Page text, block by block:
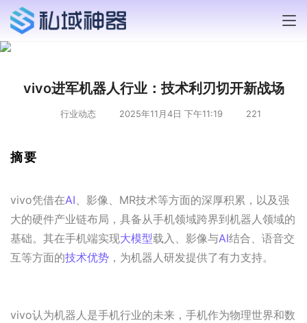
vivo进军机器人行业：技术利刃切开新战场
行业动态 2025年11月4日 下午11:19 221
摘要
vivo凭借在AI、影像、MR技术等方面的深厚积累，以及强
大的硬件产业链布局，具备从手机领域跨界到机器人领域的
基础。其在手机端实现大模型载入、影像与AI结合、语音交
互等方面的技术优势 ，为机器人研发提供了有力支持。
vivo认为机器人是手机行业的未来，手机作为物理世界和数